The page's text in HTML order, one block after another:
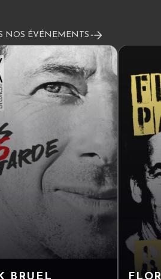
NOS ÉVÉNEMENTS